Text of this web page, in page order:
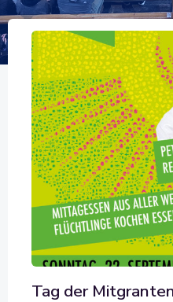
Tag der